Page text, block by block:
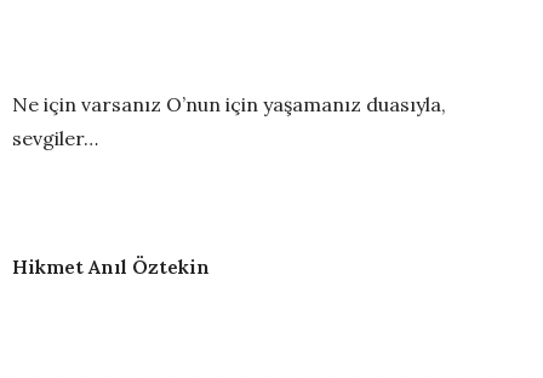
Ne için varsanız O’nun için yaşamanız duasıyla,
sevgiler…
Hikmet Anıl Öztekin